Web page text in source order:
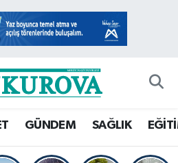
GÜNDEM SAĞLIK
Haritası